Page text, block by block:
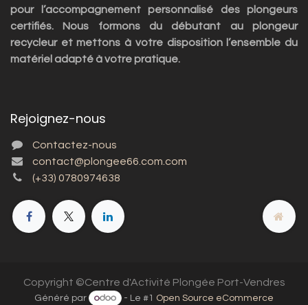
pour l’accompagnement personnalisé des plongeurs
certifiés. Nous formons du débutant au plongeur
recycleur et mettons à votre disposition l’ensemble du
matériel adapté à votre pratique.
Rejoignez-nous
Contactez-nous
contact@plongee66.com.com
(+33) 0780974638
Copyright ©Centre d'Activité Plongée Port-Vendres
Généré par - Le #1 Open Source eCommerce